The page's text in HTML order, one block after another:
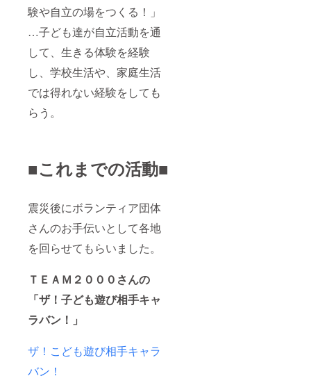
験や自立の場をつくる！」
…子ども達が自立活動を通
して、生きる体験を経験
し、学校生活や、家庭生活
では得れない経験をしても
らう。
■これまでの活動■
震災後にボランティア団体
さんのお手伝いとして各地
を回らせてもらいました。
ＴＥＡＭ２０００さんの
「ザ！子ども遊び相手キャ
ラバン！」
ザ！こども遊び相手キャラ
バン！